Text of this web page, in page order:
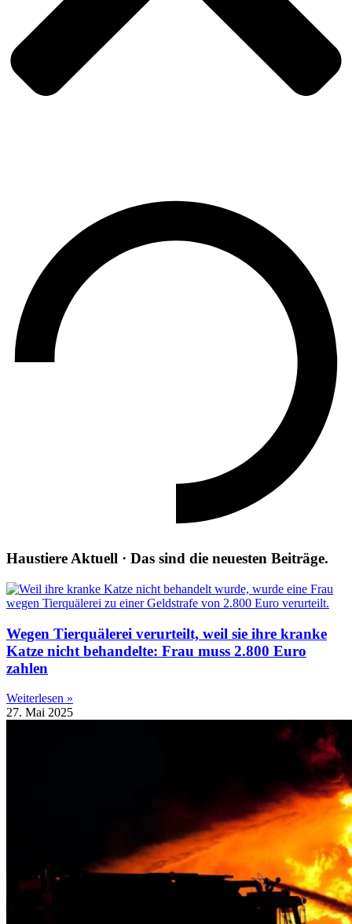
Haustiere Aktuell · Das sind die neuesten Beiträge.
Wegen Tierquälerei verurteilt, weil sie ihre kranke
Katze nicht behandelte: Frau muss 2.800 Euro
zahlen
Weiterlesen »
27. Mai 2025